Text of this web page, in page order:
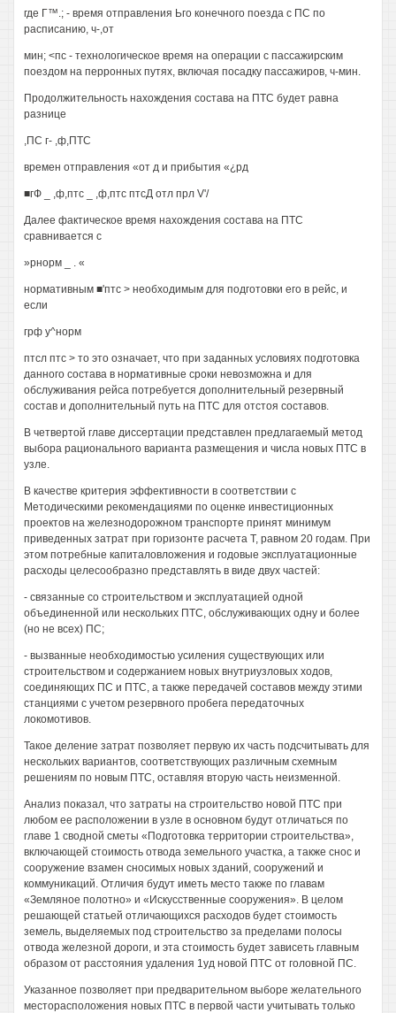
где Г™.; - время отправления Ьго конечного поезда с ПС по
расписанию, ч-,от
мин; <пс - технологическое время на операции с пассажирским
поездом на перронных путях, включая посадку пассажиров, ч-мин.
Продолжительность нахождения состава на ПТС будет равна
разнице
,ПС г- ,ф,ПТС
времен отправления «от д и прибытия «¿рд
■гФ _ ,ф,птс _ ,ф,птс птсД отл прл V'/
Далее фактическое время нахождения состава на ПТС
сравнивается с
»рнорм _ . «
нормативным ■'птс > необходимым для подготовки его в рейс, и
если
грф у^норм
птсл птс > то это означает, что при заданных условиях подготовка
данного состава в нормативные сроки невозможна и для
обслуживания рейса потребуется дополнительный резервный
состав и дополнительный путь на ПТС для отстоя составов.
В четвертой главе диссертации представлен предлагаемый метод
выбора рационального варианта размещения и числа новых ПТС в
узле.
В качестве критерия эффективности в соответствии с
Методическими рекомендациями по оценке инвестиционных
проектов на железнодорожном транспорте принят минимум
приведенных затрат при горизонте расчета Т, равном 20 годам. При
этом потребные капиталовложения и годовые эксплуатационные
расходы целесообразно представлять в виде двух частей:
- связанные со строительством и эксплуатацией одной
объединенной или нескольких ПТС, обслуживающих одну и более
(но не всех) ПС;
- вызванные необходимостью усиления существующих или
строительством и содержанием новых внутриузловых ходов,
соединяющих ПС и ПТС, а также передачей составов между этими
станциями с учетом резервного пробега передаточных
локомотивов.
Такое деление затрат позволяет первую их часть подсчитывать для
нескольких вариантов, соответствующих различным схемным
решениям по новым ПТС, оставляя вторую часть неизменной.
Анализ показал, что затраты на строительство новой ПТС при
любом ее расположении в узле в основном будут отличаться по
главе 1 сводной сметы «Подготовка территории строительства»,
включающей стоимость отвода земельного участка, а также снос и
сооружение взамен сносимых новых зданий, сооружений и
коммуникаций. Отличия будут иметь место также по главам
«Земляное полотно» и «Искусственные сооружения». В целом
решающей статьей отличающихся расходов будет стоимость
земель, выделяемых под строительство за пределами полосы
отвода железной дороги, и эта стоимость будет зависеть главным
образом от расстояния удаления 1уд новой ПТС от головной ПС.
Указанное позволяет при предварительном выборе желательного
месторасположения новых ПТС в первой части учитывать только